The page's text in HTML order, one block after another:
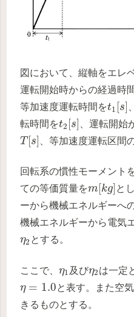
図において、縦軸をエレ
運転開始時からの経過時
等加速度運転時間をt1 [s]
t [ s]
転時間をt2 [s]
t [ s] 、運転開
T [s]
T[s ] 、等加速度運転区間
回転系の慣性モーメント
ての等価質量をm [kg]
[k g] と
ーから機械エネルギーへ
機械エネルギーから電気
η2
η2とする。
ここで、 η1
η1及びη2
η2は一定
η = 1.0
η 1.0
と表す。また空
きるものとする。